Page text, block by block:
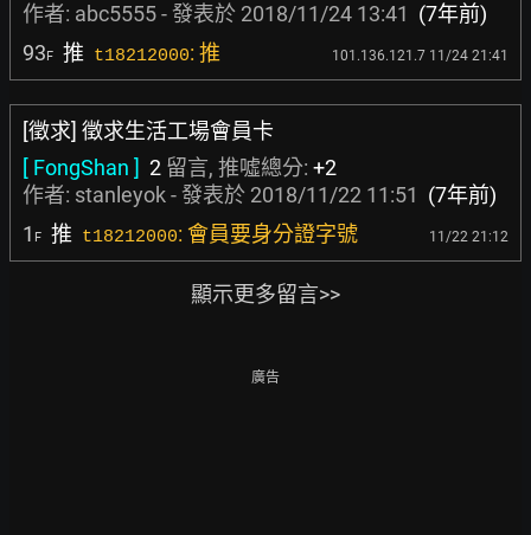
作者: abc5555- 發表於 2018/11/24 13:41 (7年前)
93F 推 t18212000: 推 101.136.121.7 11/24 21:41
[徵求] 徵求生活工場會員卡
[ FongShan ] 2 留言, 推噓總分: +2
作者: stanleyok- 發表於 2018/11/22 11:51 (7年前)
1 F 推 t18212000: 會員要身分證字號 11/22 21:12
顯示更多留言>>
廣告